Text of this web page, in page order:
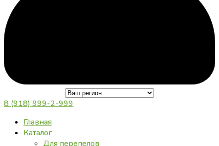
8 (918) 999-2-999
Главная
Каталог
Для перепелов